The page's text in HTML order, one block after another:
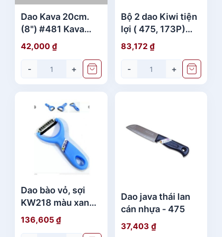
Dao Kava 20cm.
(8") #481 Kava
xanh (không vỉ)
42,000 ₫
- +
Bộ 2 dao Kiwi tiện
lợi ( 475, 173P)
cán nhựa - dao
thái lan
83,172 ₫
- +
Dao bào vỏ, sợi
KW218 màu xanh -
dao thái kiwi
136,605 ₫
Dao java thái lan
cán nhựa - 475
37,403 ₫